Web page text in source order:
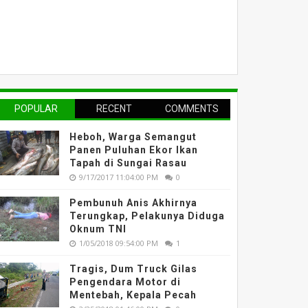
POPULAR RECENT COMMENTS
Heboh, Warga Semangut
Panen Puluhan Ekor Ikan
Tapah di Sungai Rasau
9/17/2017 11:04:00 PM 0
Pembunuh Anis Akhirnya
Terungkap, Pelakunya Diduga
Oknum TNI
1/05/2018 09:54:00 PM 1
Tragis, Dum Truck Gilas
Pengendara Motor di
Mentebah, Kepala Pecah